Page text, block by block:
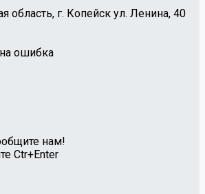
область, г. Копейск ул. Ленина, 40
ошибка
нам!
Ctr+Enter